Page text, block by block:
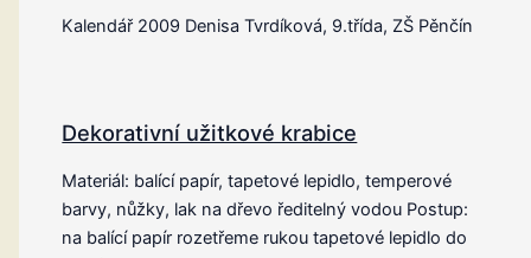
Kalendář 2009 Denisa Tvrdíková, 9.třída, ZŠ Pěnčín
Dekorativní užitkové krabice
Materiál: balící papír, tapetové lepidlo, temperové
barvy, nůžky, lak na dřevo ředitelný vodou Postup:
na balící papír rozetřeme rukou tapetové lepidlo do